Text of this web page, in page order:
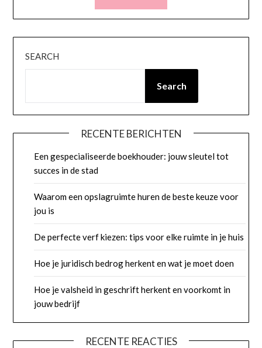
SEARCH
Search
RECENTE BERICHTEN
Een gespecialiseerde boekhouder: jouw sleutel tot
succes in de stad
Waarom een opslagruimte huren de beste keuze voor
jou is
De perfecte verf kiezen: tips voor elke ruimte in je huis
Hoe je juridisch bedrog herkent en wat je moet doen
Hoe je valsheid in geschrift herkent en voorkomt in
jouw bedrijf
RECENTE REACTIES